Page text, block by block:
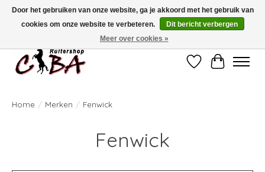
Bij vragen kan u ons contacteren op het nummer 011/60.67.34 ofciba@skynet.be
Ambachtstraat 22 A, 3530 Helchteren
Verlanglijst
Home / Merken / Fenwick
Fenwick
Door het gebruiken van onze website, ga je akkoord met het gebruik van
cookies om onze website te verbeteren.
Dit bericht verbergen
Meer over cookies »